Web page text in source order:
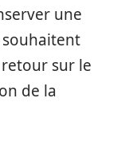
une
souhaitent
retour sur le
de la